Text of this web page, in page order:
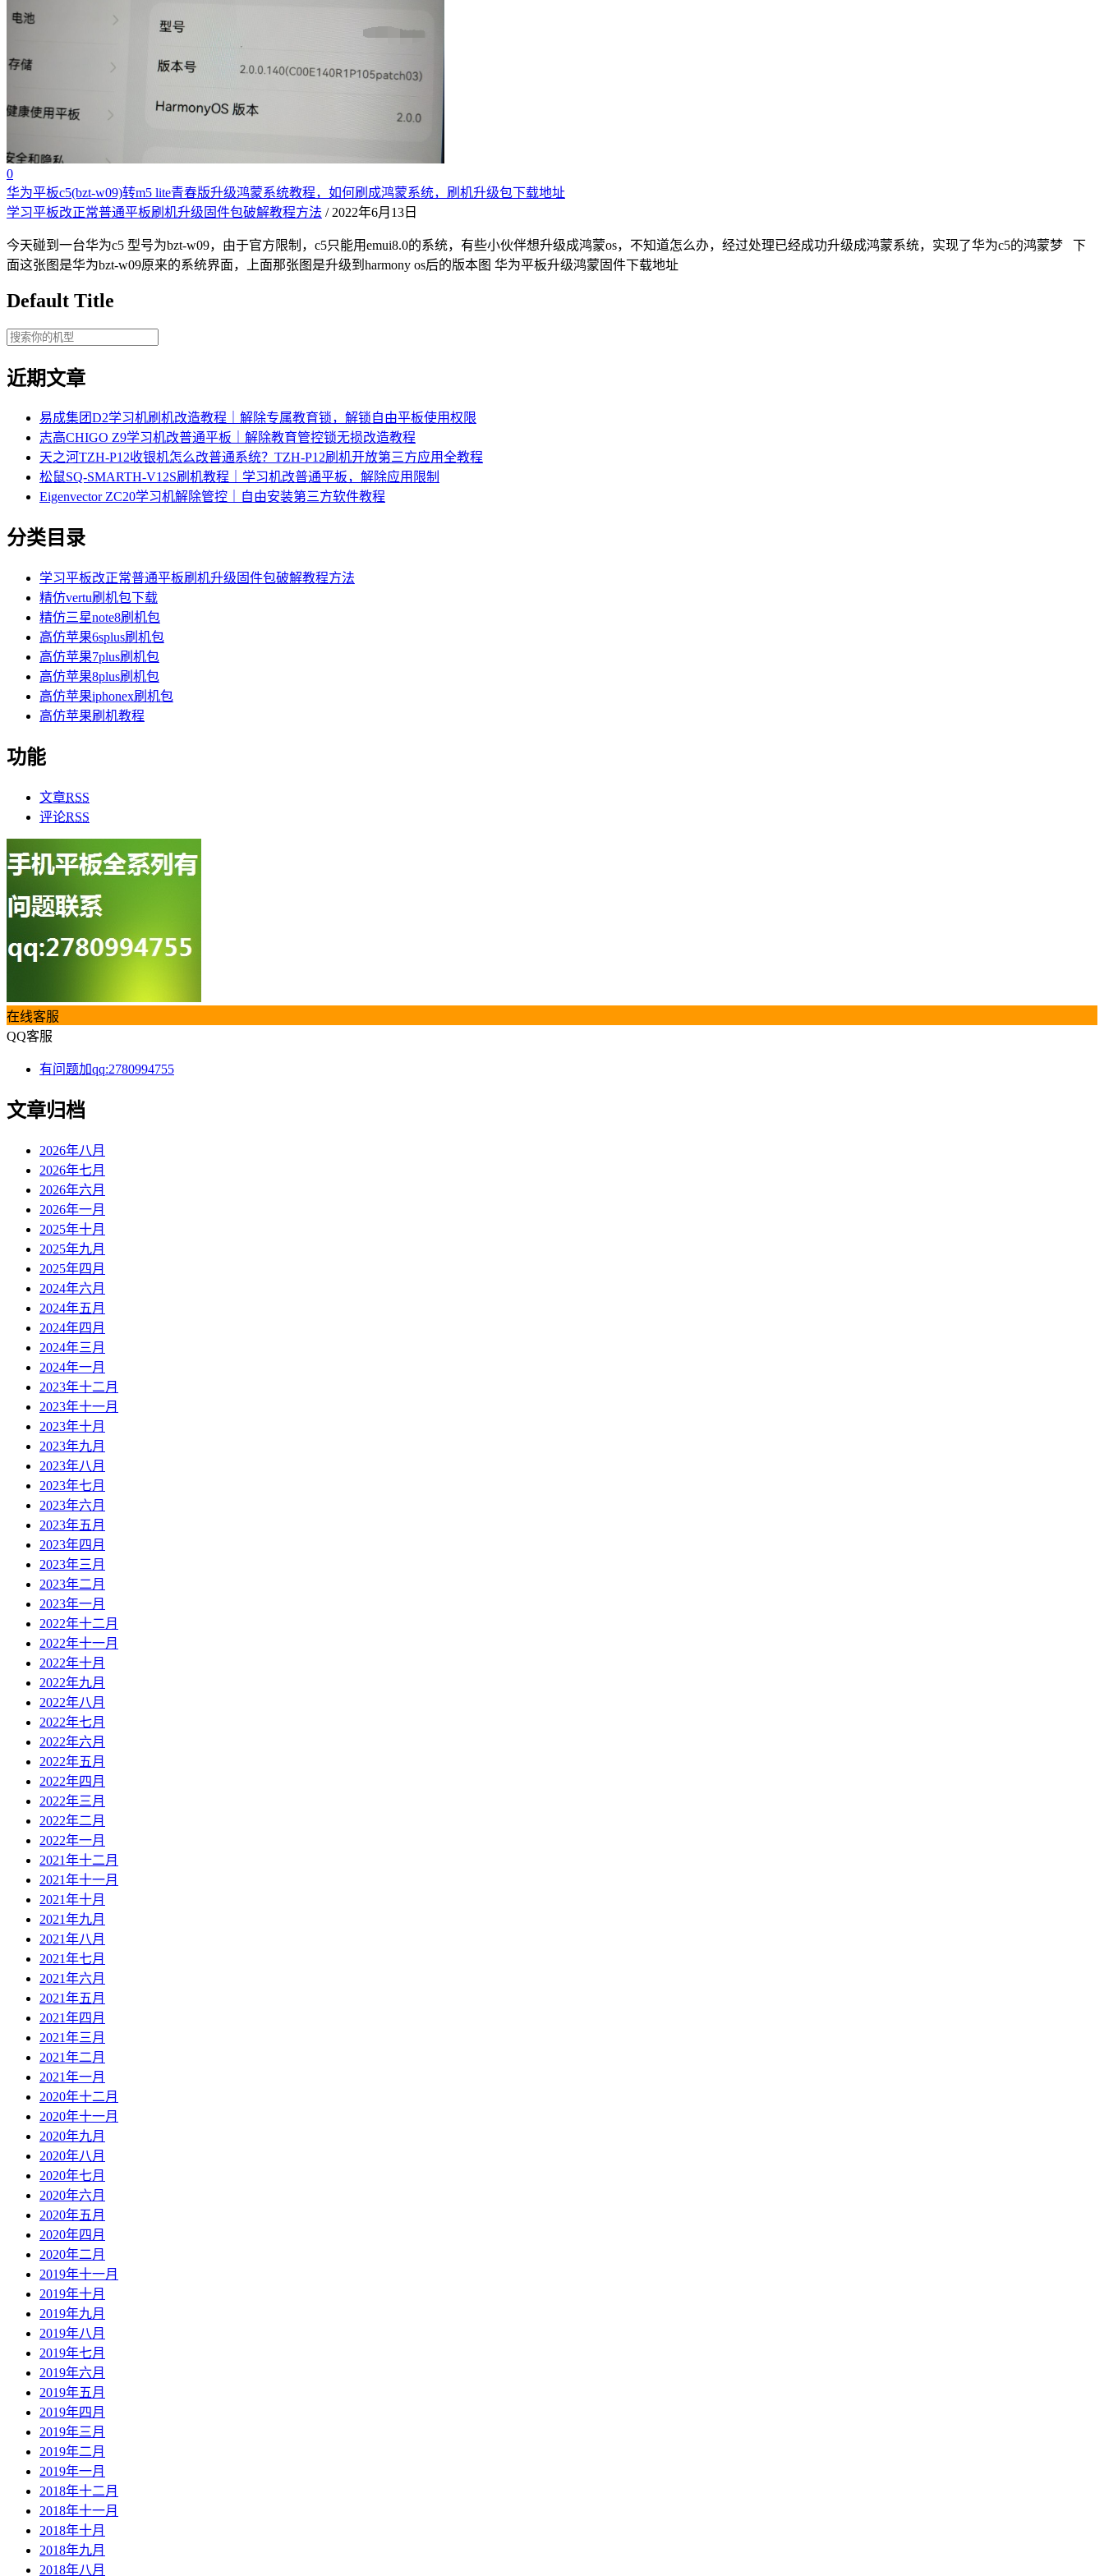
0
华为平板c5(bzt-w09)转m5 lite青春版升级鸿蒙系统教程，如何刷成鸿蒙系统，刷机升级包下载地址
学习平板改正常普通平板刷机升级固件包破解教程方法 / 2022年6月13日
今天碰到一台华为c5 型号为bzt-w09，由于官方限制，c5只能用emui8.0的系统，有些小伙伴想升级成鸿蒙os，不知道怎么办，经过处理已经成功升级成鸿蒙系统，实现了华为c5的鸿蒙梦 下
面这张图是华为bzt-w09原来的系统界面，上面那张图是升级到harmony os后的版本图 华为平板升级鸿蒙固件下载地址
Default Title
近期文章
易成集团D2学习机刷机改造教程｜解除专属教育锁，解锁自由平板使用权限
志高CHIGO Z9学习机改普通平板｜解除教育管控锁无损改造教程
天之河TZH-P12收银机怎么改普通系统？TZH-P12刷机开放第三方应用全教程
松鼠SQ-SMARTH-V12S刷机教程｜学习机改普通平板，解除应用限制
Eigenvector ZC20学习机解除管控｜自由安装第三方软件教程
分类目录
学习平板改正常普通平板刷机升级固件包破解教程方法
精仿vertu刷机包下载
精仿三星note8刷机包
高仿苹果6splus刷机包
高仿苹果7plus刷机包
高仿苹果8plus刷机包
高仿苹果iphonex刷机包
高仿苹果刷机教程
功能
文章RSS
评论RSS
在线客服
QQ客服
有问题加qq:2780994755
文章归档
2026年八月
2026年七月
2026年六月
2026年一月
2025年十月
2025年九月
2025年四月
2024年六月
2024年五月
2024年四月
2024年三月
2024年一月
2023年十二月
2023年十一月
2023年十月
2023年九月
2023年八月
2023年七月
2023年六月
2023年五月
2023年四月
2023年三月
2023年二月
2023年一月
2022年十二月
2022年十一月
2022年十月
2022年九月
2022年八月
2022年七月
2022年六月
2022年五月
2022年四月
2022年三月
2022年二月
2022年一月
2021年十二月
2021年十一月
2021年十月
2021年九月
2021年八月
2021年七月
2021年六月
2021年五月
2021年四月
2021年三月
2021年二月
2021年一月
2020年十二月
2020年十一月
2020年九月
2020年八月
2020年七月
2020年六月
2020年五月
2020年四月
2020年二月
2019年十一月
2019年十月
2019年九月
2019年八月
2019年七月
2019年六月
2019年五月
2019年四月
2019年三月
2019年二月
2019年一月
2018年十二月
2018年十一月
2018年十月
2018年九月
2018年八月